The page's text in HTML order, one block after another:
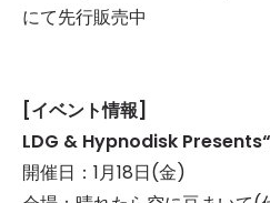
にて先行販売中
[イベント情報]
LDG & Hypnodisk
開催日：1月18日(金)